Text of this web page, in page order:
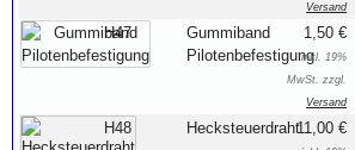
Versand
H47
Gummiband
Pilotenbefestigung
1,50 €
inkl. 19%
MwSt. zzgl.
Versand
H48 Hecksteuerdraht11,00 €